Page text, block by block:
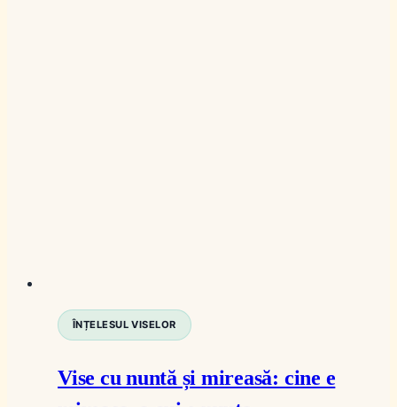
ÎNȚELESUL VISELOR
Vise cu nuntă și mireasă: cine e